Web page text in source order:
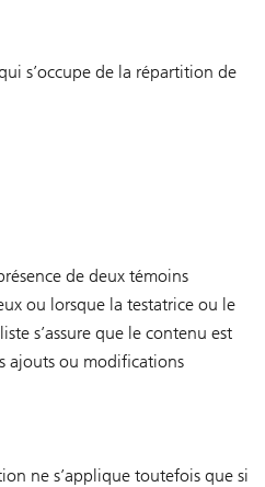
s’occupe de la répartition de
de deux témoins
ou lorsque la testatrice ou le
s’assure que le contenu est
ajouts ou modifications
ne s’applique toutefois que si